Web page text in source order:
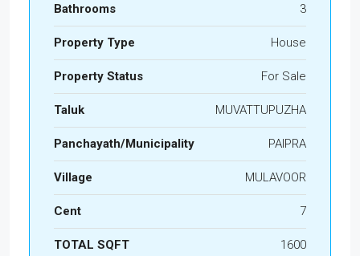
Bathrooms 3
Property Type House
Property Status For Sale
Taluk MUVATTUPUZHA
Panchayath/Municipality PAIPRA
Village MULAVOOR
Cent 7
TOTAL SQFT 1600